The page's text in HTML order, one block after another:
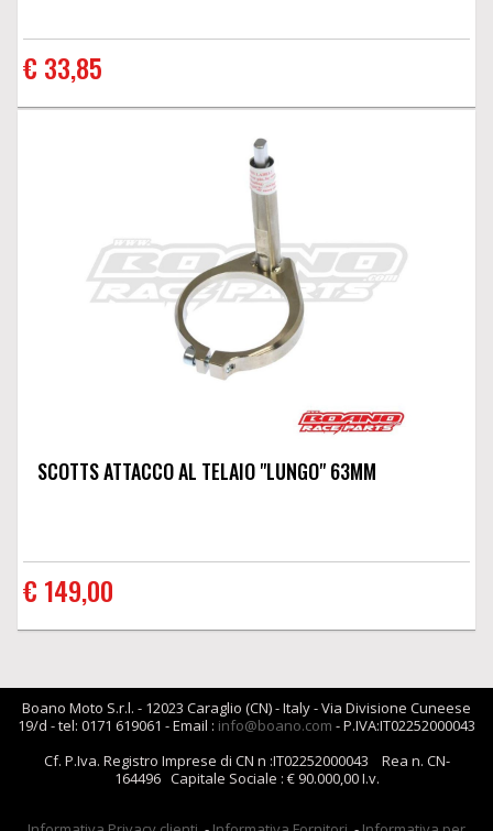
€ 33,85
SCOTTS ATTACCO AL TELAIO "LUNGO" 63MM
€ 149,00
Boano Moto S.r.l. - 12023 Caraglio (CN) - Italy - Via Divisione Cuneese
19/d - tel: 0171 619061 - Email : info@boano.com - P.IVA:IT02252000043
Cf. P.Iva. Registro Imprese di CN n :IT02252000043 Rea n. CN-
164496 Capitale Sociale : € 90.000,00 I.v.